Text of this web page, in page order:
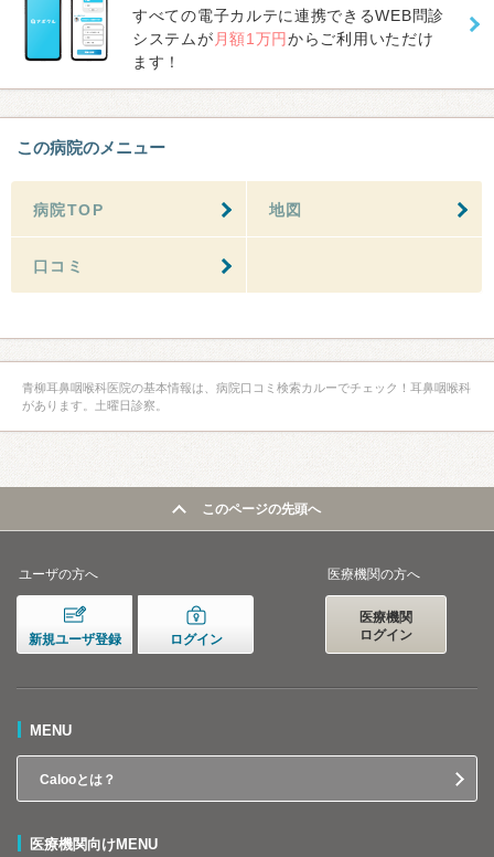
すべての電子カルテに連携できるWEB問診
システムが 月額1万円からご利用いただけ
ます！
この病院のメニュー
病院TOP 地図
口コミ
青柳耳鼻咽喉科医院の基本情報は、病院口コミ検索カルーでチェック！耳鼻咽喉科
があります。土曜日診察。
このページの先頭へ
ユーザの方へ
新規ユーザ登録 ログイン
医療機関の方へ
医療機関
ログイン
MENU
Calooとは？
医療機関向けMENU